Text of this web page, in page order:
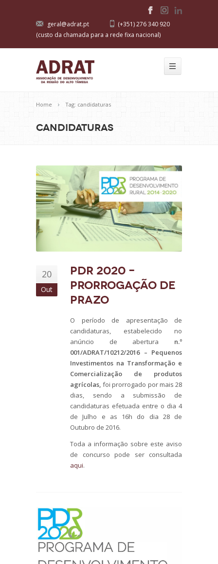
geral@adrat.pt
(+351) 276 340 920
(custo da chamada para a rede fixa nacional)
Home Tag: candidaturas
candidaturas
20
Out
PDR 2020 –
Prorrogação de
Prazo
O período de apresentação de
candidaturas, estabelecido no
anúncio de abertura n.º
001/ADRAT/10212/2016 – Pequenos
Investimentos na Transformação e
Comercialização de produtos
agrícolas, foi prorrogado por mais 28
dias, sendo a submissão de
candidaturas efetuada entre o dia 4
de Julho e as 16h do dia 28 de
Outubro de 2016.
Toda a informação sobre este aviso
de concurso pode ser consultada
aqui.